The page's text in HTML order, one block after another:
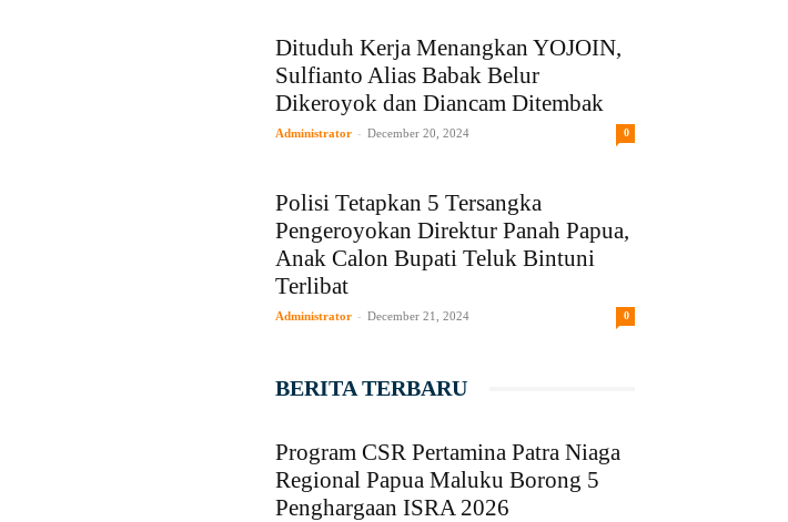
Dituduh Kerja Menangkan YOJOIN,
Sulfianto Alias Babak Belur
Dikeroyok dan Diancam Ditembak
Administrator - December 20, 2024 0
Polisi Tetapkan 5 Tersangka
Pengeroyokan Direktur Panah Papua,
Anak Calon Bupati Teluk Bintuni
Terlibat
Administrator - December 21, 2024 0
BERITA TERBARU
Program CSR Pertamina Patra Niaga
Regional Papua Maluku Borong 5
Penghargaan ISRA 2026